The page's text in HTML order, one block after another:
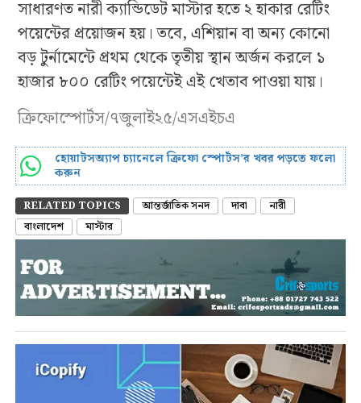
সাধারণত নারী ক্যান্ডিডেট মাস্টার হতে ২ হাকার রেটিং
পয়েন্টের প্রয়োজন হয়। তবে, এশিয়ান বা অন্য কোনো
বড় টুর্নামেন্টে প্রথম থেকে তৃতীয় স্থান অর্জন করলে ১
হাজার ৮০০ রেটিং পয়েন্টেই এই খেতাব পাওয়া যায়।
ক্রিফোস্পোর্টস/৭জুলাই২৫/এসএইচএ
হোয়াটসঅ্যাপ চ্যানেলে ক্রিফো স্পোর্টস’র খবর পড়তে ফলো
করুন
RELATED TOPICS আন্তর্জাতিক সনদ দাবা
নারী
বাংলাদেশ
মাস্টার